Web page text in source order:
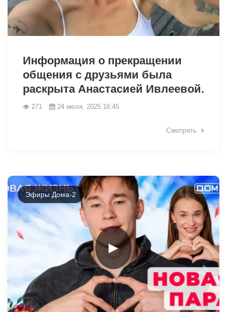
Информация о прекращении
общения с друзьями была
раскрыта Анастасией Ивлеевой.
271 24 июля, 2025 16:45
Смотреть
►
Эфиры Дома-2